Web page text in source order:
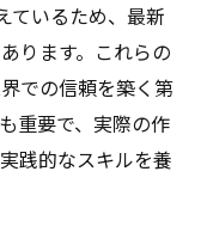
ているため、最新
ります。これらの
での信頼を築く第
重要で、実際の作
践的なスキルを養